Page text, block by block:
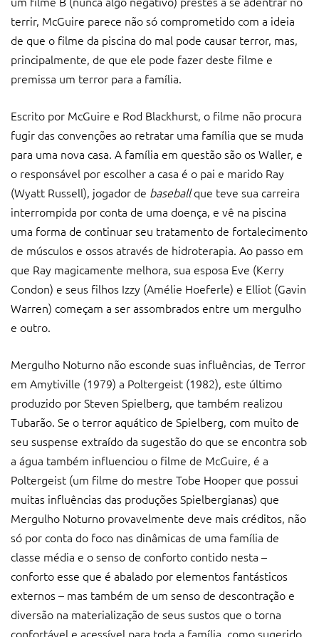
terrir, McGuire parece não só comprometido com a ideia
de que o filme da piscina do mal pode causar terror, mas,
principalmente, de que ele pode fazer deste filme e
premissa um terror para a família.
Escrito por McGuire e Rod Blackhurst, o filme não procura
fugir das convenções ao retratar uma família que se muda
para uma nova casa. A família em questão são os Waller, e
o responsável por escolher a casa é o pai e marido Ray
(Wyatt Russell), jogador de baseballque teve sua carreira
interrompida por conta de uma doença, e vê na piscina
uma forma de continuar seu tratamento de fortalecimento
de músculos e ossos através de hidroterapia. Ao passo em
que Ray magicamente melhora, sua esposa Eve (Kerry
Condon) e seus filhos Izzy (Amélie Hoeferle) e Elliot (Gavin
Warren) começam a ser assombrados entre um mergulho
e outro.
Mergulho Noturno não esconde suas influências, de Terror
em Amytiville (1979) a Poltergeist (1982), este último
produzido por Steven Spielberg, que também realizou
Tubarão. Se o terror aquático de Spielberg, com muito de
seu suspense extraído da sugestão do que se encontra sob
a água também influenciou o filme de McGuire, é a
Poltergeist (um filme do mestre Tobe Hooper que possui
muitas influências das produções Spielbergianas) que
Mergulho Noturno provavelmente deve mais créditos, não
só por conta do foco nas dinâmicas de uma família de
classe média e o senso de conforto contido nesta –
conforto esse que é abalado por elementos fantásticos
externos – mas também de um senso de descontração e
diversão na materialização de seus sustos que o torna
confortável e acessível para toda a família, como sugerido